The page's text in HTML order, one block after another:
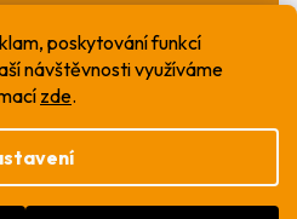
poskytování funkcí
návštěvnosti využíváme
zde.
Shoptet